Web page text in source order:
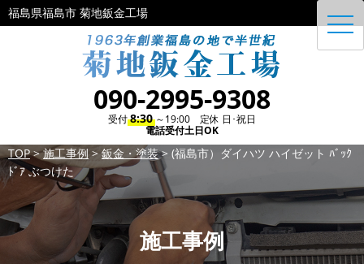
福島県福島市 菊地鈑金工場
090-2995-9308
受付8:30 ～19:00 定休 日･祝日
電話受付土日OK
TOP>施工事例 >鈑金・塗装> (福島市）ダイハツ ハイゼット ﾊﾞｯｸ
ﾄﾞｱ ぶつけた
施工事例